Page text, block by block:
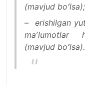
(mavjud boʻlsa);
– erishilgan
maʼlumotlar
(mavjud boʻlsa).